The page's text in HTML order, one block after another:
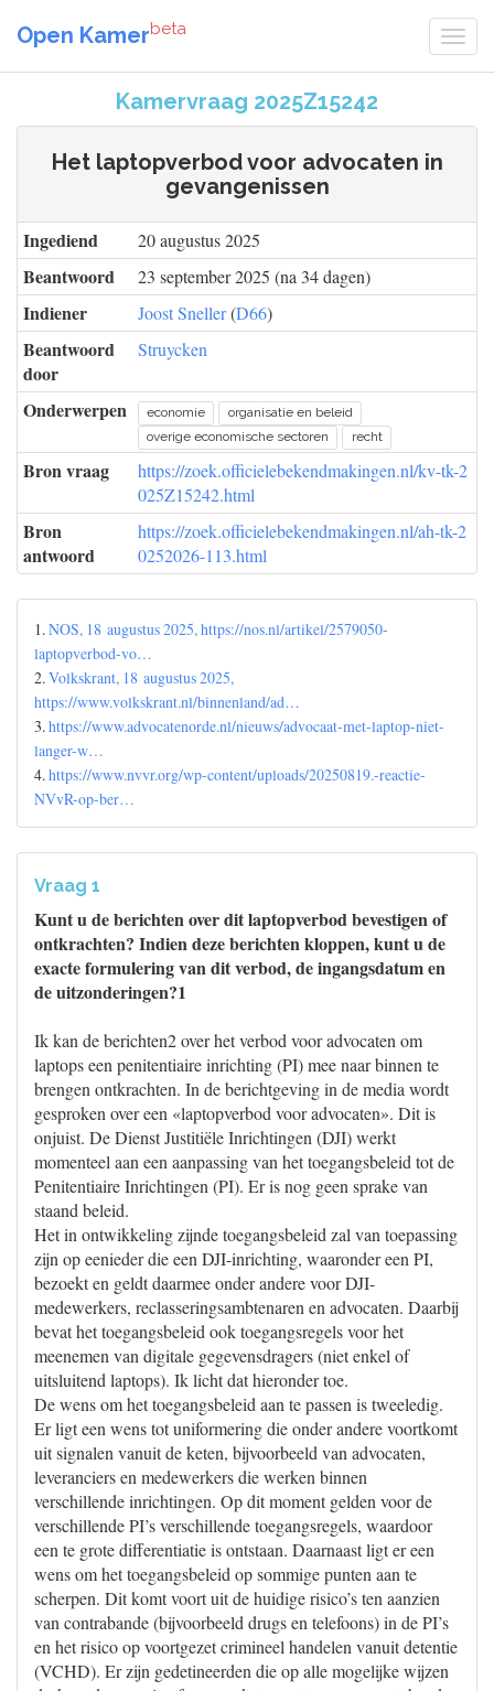
Open Kamerbeta
Kamervraag 2025Z15242
Het laptopverbod voor advocaten in
gevangenissen
Ingediend 20 augustus 2025
Beantwoord 23 september 2025 (na 34 dagen)
Indiener Joost Sneller(D66)
Beantwoord
door
Struycken
Onderwerpen economie
organisatie en beleid
overige economische sectoren
recht
Bron vraag
https://zoek.officielebekendmakingen.nl/kv-tk-2
025Z15242.html
Bron
antwoord
https://zoek.officielebekendmakingen.nl/ah-tk-2
0252026-113.html
1.NOS, 18 augustus 2025, https://nos.nl/artikel/2579050-
laptopverbod-vo…
2.Volkskrant, 18 augustus 2025,
https://www.volkskrant.nl/binnenland/ad…
3.https://www.advocatenorde.nl/nieuws/advocaat-met-laptop-niet-
langer-w…
4.https://www.nvvr.org/wp-content/uploads/20250819.-reactie-
NVvR-op-ber…
Vraag 1
Kunt u de berichten over dit laptopverbod bevestigen of
ontkrachten? Indien deze berichten kloppen, kunt u de
exacte formulering van dit verbod, de ingangsdatum en
de uitzonderingen?1
Ik kan de berichten2 over het verbod voor advocaten om
laptops een penitentiaire inrichting (PI) mee naar binnen te
brengen ontkrachten. In de berichtgeving in de media wordt
gesproken over een «laptopverbod voor advocaten». Dit is
onjuist. De Dienst Justitiële Inrichtingen (DJI) werkt
momenteel aan een aanpassing van het toegangsbeleid tot de
Penitentiaire Inrichtingen (PI). Er is nog geen sprake van
staand beleid.
Het in ontwikkeling zijnde toegangsbeleid zal van toepassing
zijn op eenieder die een DJI-inrichting, waaronder een PI,
bezoekt en geldt daarmee onder andere voor DJI-
medewerkers, reclasseringsambtenaren en advocaten. Daarbij
bevat het toegangsbeleid ook toegangsregels voor het
meenemen van digitale gegevensdragers (niet enkel of
uitsluitend laptops). Ik licht dat hieronder toe.
De wens om het toegangsbeleid aan te passen is tweeledig.
Er ligt een wens tot uniformering die onder andere voortkomt
uit signalen vanuit de keten, bijvoorbeeld van advocaten,
leveranciers en medewerkers die werken binnen
verschillende inrichtingen. Op dit moment gelden voor de
verschillende PI’s verschillende toegangsregels, waardoor
een te grote differentiatie is ontstaan. Daarnaast ligt er een
wens om het toegangsbeleid op sommige punten aan te
scherpen. Dit komt voort uit de huidige risico’s ten aanzien
van contrabande (bijvoorbeeld drugs en telefoons) in de PI’s
en het risico op voortgezet crimineel handelen vanuit detentie
(VCHD). Er zijn gedetineerden die op alle mogelijke wijzen